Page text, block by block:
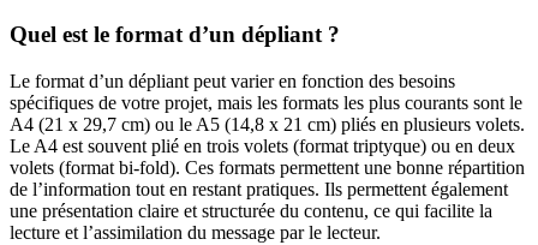
Quel est le format d’un dépliant ?
Le format d’un dépliant peut varier en fonction des besoins
spécifiques de votre projet, mais les formats les plus courants sont le
A4 (21 x 29,7 cm) ou le A5 (14,8 x 21 cm) pliés en plusieurs volets.
Le A4 est souvent plié en trois volets (format triptyque) ou en deux
volets (format bi-fold). Ces formats permettent une bonne répartition
de l’information tout en restant pratiques. Ils permettent également
une présentation claire et structurée du contenu, ce qui facilite la
lecture et l’assimilation du message par le lecteur.